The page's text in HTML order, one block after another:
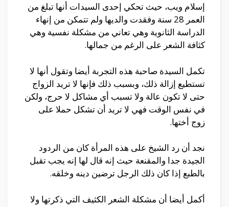
إسلام ويب، حيث تحكي إحدى السيدات أنها تبلغ من
العمر 28 سنة وفقدت والديها ولم تتمكن من إنهاء
الدراسة الثانوية وهي تعاني من مشكلة نفسية وهي
كثافة الشعر على الرغم من جمالها.
تكمل السيدة صاحبة هذه التجربة أيضا وتقول أنها لا
تستطيع إزالة ذلك، وبسبب ذلك فإنها لا تريد الزواج
حتى لا تكون عالة ولا تسبب أي مشاكل لا حرج، ولكن
في نفس الوقت فهي لا تريد أن تشكل حملا على
زوج أختها.
نجد أن رد الشيخ على هذه المرأة كان من الردود
الجيدة جدا والمقنعة حيث إنه قال لها إنه يجب تقبل
بالطبع إذا كان ذلك الرجل ترضين دينه وخلقه.
أكمل أيضا أن مشكلة الشعر الكثيف التي ذكرتها ولا